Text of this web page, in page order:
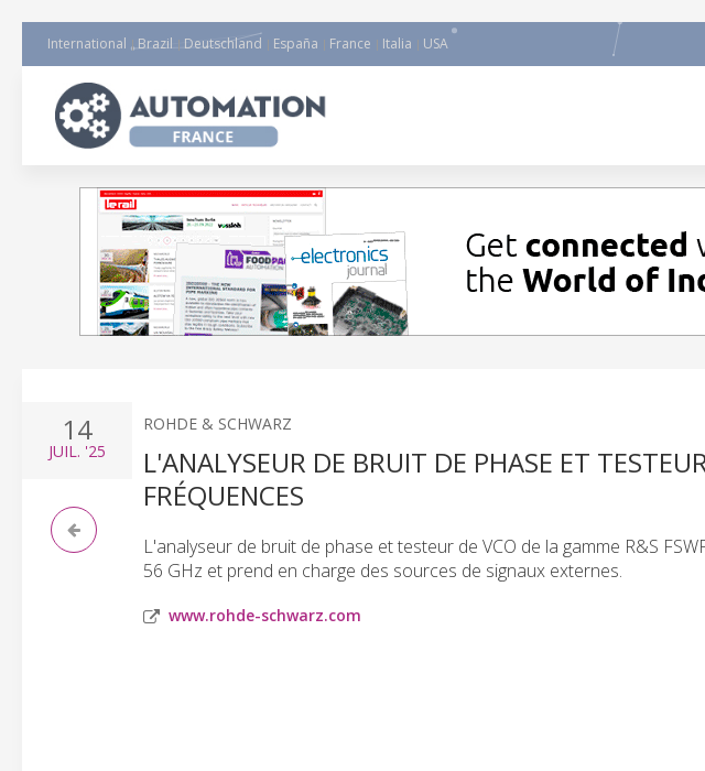
International Brazil Deutschland España France Italia USA
14
JUIL. '25
ROHDE & SCHWARZ
L'ANALYSEUR DE BRUIT DE PHASE ET
FRÉQUENCES
L'analyseur de bruit de phase et testeur de VCO de la gamme R&S
56 GHz et prend en charge des sources de signaux externes.
www.rohde-schwarz.com